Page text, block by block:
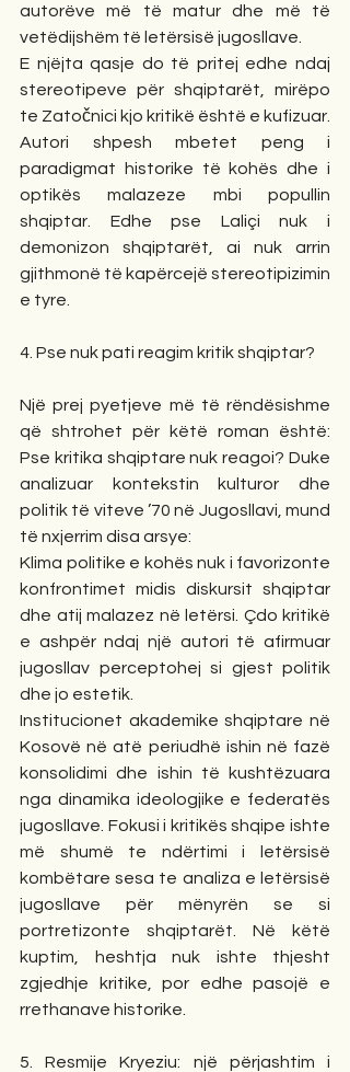
autorëve më të matur dhe më të
vetëdijshëm të letërsisë jugosllave.
E njëjta qasje do të pritej edhe ndaj
stereotipeve për shqiptarët, mirëpo
te Zatočnici kjo kritikë është e kufizuar.
Autori shpesh mbetet peng i
paradigmat historike të kohës dhe i
optikës malazeze mbi popullin
shqiptar. Edhe pse Laliçi nuk i
demonizon shqiptarët, ai nuk arrin
gjithmonë të kapërcejë stereotipizimin
e tyre.
4. Pse nuk pati reagim kritik shqiptar?
Një prej pyetjeve më të rëndësishme
që shtrohet për këtë roman është:
Pse kritika shqiptare nuk reagoi? Duke
analizuar kontekstin kulturor dhe
politik të viteve ’70 në Jugosllavi, mund
të nxjerrim disa arsye:
Klima politike e kohës nuk i favorizonte
konfrontimet midis diskursit shqiptar
dhe atij malazez në letërsi. Çdo kritikë
e ashpër ndaj një autori të afirmuar
jugosllav perceptohej si gjest politik
dhe jo estetik.
Institucionet akademike shqiptare në
Kosovë në atë periudhë ishin në fazë
konsolidimi dhe ishin të kushtëzuara
nga dinamika ideologjike e federatës
jugosllave. Fokusi i kritikës shqipe ishte
më shumë te ndërtimi i letërsisë
kombëtare sesa te analiza e letërsisë
jugosllave për mënyrën se si
portretizonte shqiptarët. Në këtë
kuptim, heshtja nuk ishte thjesht
zgjedhje kritike, por edhe pasojë e
rrethanave historike.
5. Resmije Kryeziu: një përjashtim i